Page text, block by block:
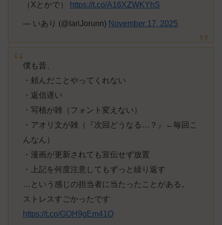
（Xとかで）
https://t.co/A16XZWKYhS
— いあり (@IariJorunn) November 17, 2025
僕も昔、
・頼んだことやってくれない
・返信遅い
・写植が雑（フォント変えない）
・アオリ文が雑（『次回どうなる…？』←毎回こ
んなん）
・漫画が更新されても宣伝せず放置
・上記を何度注意してもずっと繰り返す
…という感じの担当者に当たったことがある。
ストレスすごかったです
https://t.co/GOH9gEm41O